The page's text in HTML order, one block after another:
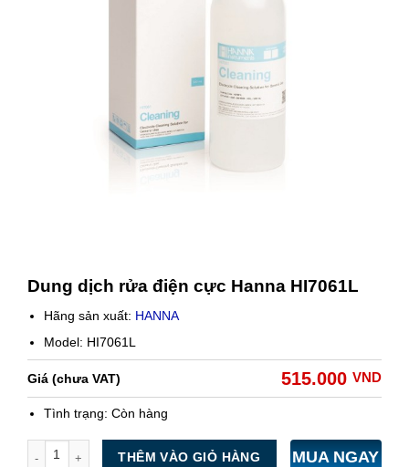
Dung dịch rửa điện cực Hanna HI7061L
Hãng sản xuất: HANNA
Model: HI7061L
Giá (chưa VAT) 515.000 VND
Tình trạng: Còn hàng
THÊM VÀO GIỎ HÀNG MUA NGAY